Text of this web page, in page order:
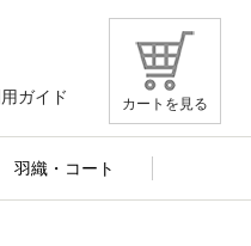
カートを見る
ガイド
羽織・コート